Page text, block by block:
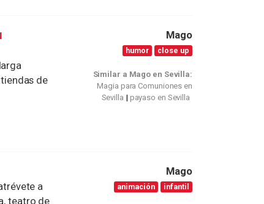
de
Mago
humor close up
Similar a Mago en Sevilla:
Magia para Comuniones en
Sevilla
payaso en Sevilla
a
teatro de
Mago
animación infantil